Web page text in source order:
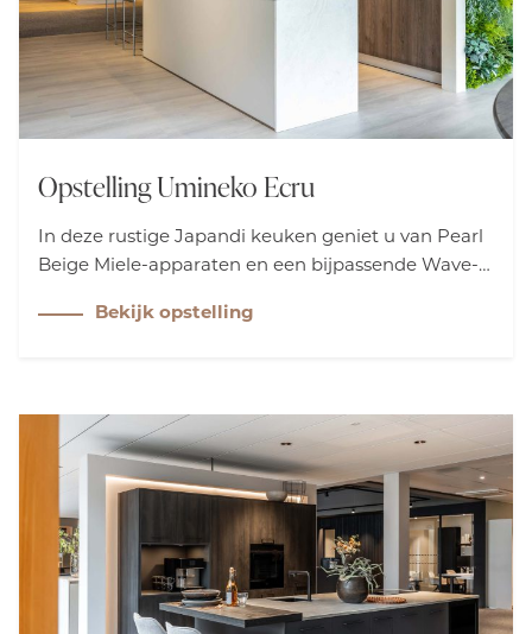
Opstelling Umineko Ecru
In deze rustige Japandi keuken geniet u van Pearl
Beige Miele-apparaten en een bijpassende Wave-
Silk voegt een zachte, elegante uitstraling toe,
Bekijk opstelling